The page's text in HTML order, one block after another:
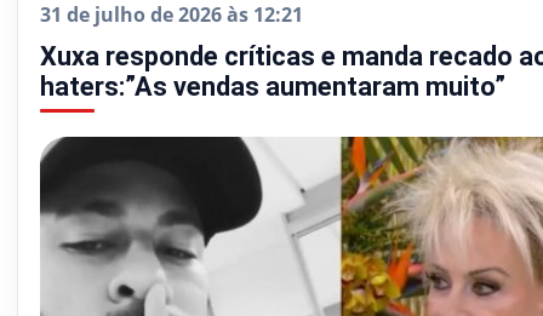
31 de julho de 2026 às 12:21
Xuxa responde críticas e manda recado
haters:”As vendas aumentaram muito”